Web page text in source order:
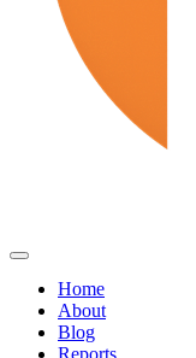
Home
About
Blog
Reports